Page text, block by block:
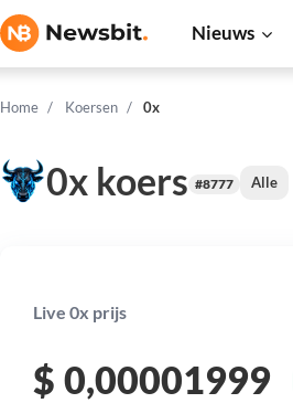
Nieuws
Home Koersen 0x
0x koers #8777 Alle
Live 0x prijs
$ 0,00001999